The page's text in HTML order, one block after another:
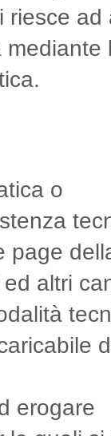
riesce ad
o
page
altri
erogare